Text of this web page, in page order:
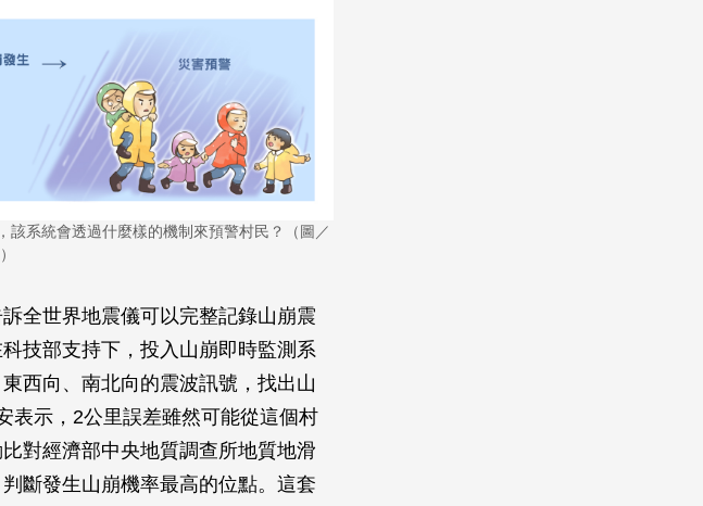
系統會透過什麼樣的機制來預警村民？（圖／
全世界地震儀可以完整記錄山崩震
技部支持下，投入山崩即時監測系
西向、南北向的震波訊號，找出山
表示，2公里誤差雖然可能從這個村
對經濟部中央地質調查所地質地滑
斷發生山崩機率最高的位點。這套